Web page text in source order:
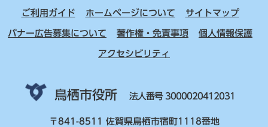
ご利用ガイド ホームページについて サイトマップ
バナー広告募集について 著作権・免責事項 個人情報保護
アクセシビリティ
鳥栖市役所 法人番号 3000020412031
〒841-8511 佐賀県鳥栖市宿町1118番地